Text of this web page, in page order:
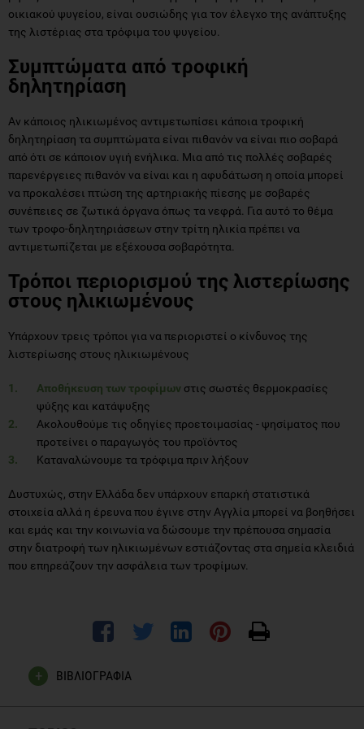
οικιακού ψυγείου, είναι ουσιώδης για τον έλεγχο της ανάπτυξης
της λιστέριας στα τρόφιμα του ψυγείου.
Συμπτώματα από τροφική
δηλητηρίαση
Αν κάποιος ηλικιωμένος αντιμετωπίσει κάποια τροφική
δηλητηρίαση τα συμπτώματα είναι πιθανόν να είναι πιο σοβαρά
από ότι σε κάποιον υγιή ενήλικα. Μια από τις πολλές σοβαρές
παρενέργειες πιθανόν να είναι και η αφυδάτωση η οποία μπορεί
να προκαλέσει πτώση της αρτηριακής πίεσης με σοβαρές
συνέπειες σε ζωτικά όργανα όπως τα νεφρά. Για αυτό το θέμα
των τροφο-δηλητηριάσεων στην τρίτη ηλικία πρέπει να
αντιμετωπίζεται με εξέχουσα σοβαρότητα.
Τρόποι περιορισμού της λιστερίωσης
στους ηλικιωμένους
Υπάρχουν τρεις τρόποι για να περιοριστεί ο κίνδυνος της
λιστερίωσης στους ηλικιωμένους
Αποθήκευση των τροφίμων στις σωστές θερμοκρασίες
ψύξης και κατάψυξης
Ακολουθούμε τις οδηγίες προετοιμασίας - ψησίματος που
προτείνει ο παραγωγός του προϊόντος
Καταναλώνουμε τα τρόφιμα πριν λήξουν
Δυστυχώς, στην Ελλάδα δεν υπάρχουν επαρκή στατιστικά
στοιχεία αλλά η έρευνα που έγινε στην Αγγλία μπορεί να βοηθήσει
και εμάς και την κοινωνία να δώσουμε την πρέπουσα σημασία
στην διατροφή των ηλικιωμένων εστιάζοντας στα σημεία κλειδιά
που επηρεάζουν την ασφάλεια των τροφίμων.
ΒΙΒΛΙΟΓΡΑΦΙΑ